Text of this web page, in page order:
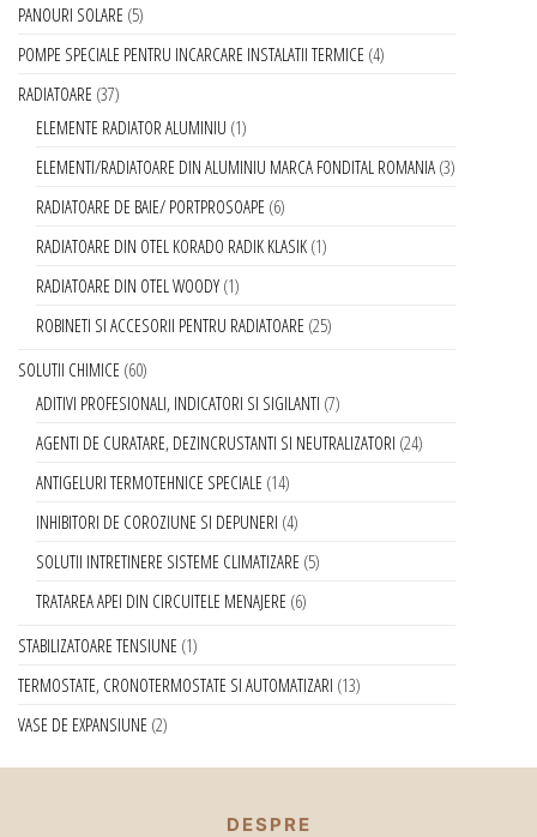
PANOURI SOLARE 5
POMPE SPECIALE PENTRU INCARCARE INSTALATII TERMICE 4
RADIATOARE 37
ELEMENTE RADIATOR ALUMINIU 1
ELEMENTI/RADIATOARE DIN ALUMINIU MARCA FONDITAL ROMANIA 3
RADIATOARE DE BAIE/ PORTPROSOAPE 6
RADIATOARE DIN OTEL KORADO RADIK KLASIK 1
RADIATOARE DIN OTEL WOODY 1
ROBINETI SI ACCESORII PENTRU RADIATOARE 25
SOLUTII CHIMICE 60
ADITIVI PROFESIONALI, INDICATORI SI SIGILANTI 7
AGENTI DE CURATARE, DEZINCRUSTANTI SI NEUTRALIZATORI 24
ANTIGELURI TERMOTEHNICE SPECIALE 14
INHIBITORI DE COROZIUNE SI DEPUNERI 4
SOLUTII INTRETINERE SISTEME CLIMATIZARE 5
TRATAREA APEI DIN CIRCUITELE MENAJERE 6
STABILIZATOARE TENSIUNE 1
TERMOSTATE, CRONOTERMOSTATE SI AUTOMATIZARI 13
VASE DE EXPANSIUNE 2
DESPRE